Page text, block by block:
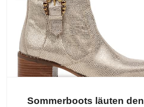
Sommerboots läuten den